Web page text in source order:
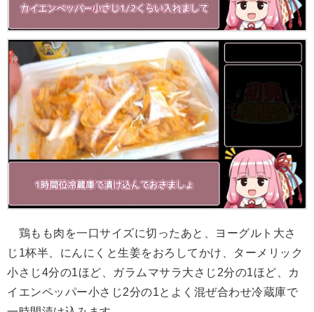
鶏もも肉を一口サイズに切ったあと、ヨーグルト大さ
じ1杯半、にんにくと生姜をおろしてかけ、ターメリック
小さじ4分の1ほど、ガラムマサラ大さじ2分の1ほど、カ
イエンペッパー小さじ2分の1とよく混ぜ合わせ冷蔵庫で